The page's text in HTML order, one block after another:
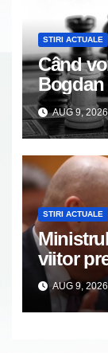
STIRI ACTUALE
Când
Bogdan
jocuri
banii,
AUG 9, 2026
STIRI ACTUALE
viitor
români:
simți
AUG 9, 2026